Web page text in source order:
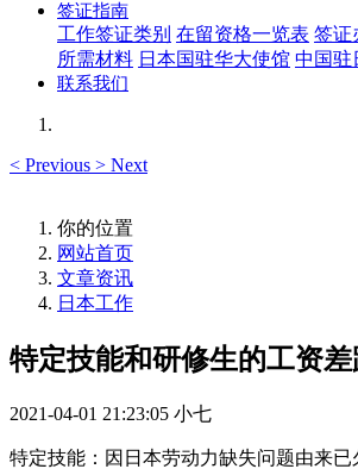
签证指南
工作签证类别 在留资格一览表 签证
所需材料 日本国驻华大使馆 中国驻
联系我们
< Previous > Next
你的位置
网站首页
文章资讯
日本工作
特定技能和研修生的工资差
2021-04-01 21:23:05 小七
特定技能：因日本劳动力缺失问题由来已